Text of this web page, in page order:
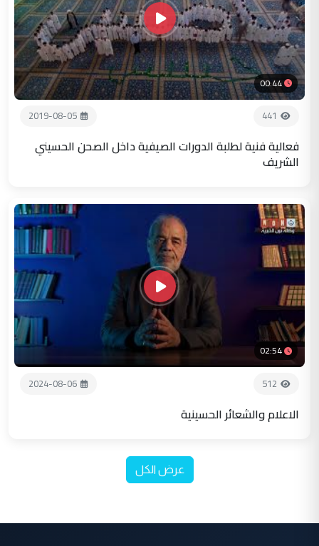
00:44
441
2019-08-05
فعالية فنية لطلبة الدورات الصيفية داخل الصحن الحسيني
الشريف
02:54
512
2024-08-06
الاعلام والشعائر الحسينية
عرض الكل